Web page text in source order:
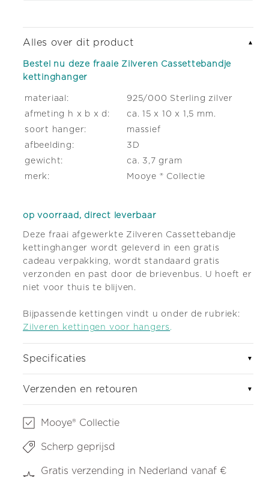
Alles over dit product ▼
Bestel nu deze fraaie Zilveren Cassettebandje
kettinghanger
materiaal:
925/000 Sterling zilver
afmeting h x b x d:
ca. 15 x 10 x 1,5 mm.
soort hanger:
massief
afbeelding:
3D
gewicht:
ca. 3,7 gram
merk:
Mooye ® Collectie
op voorraad, direct leverbaar
Deze fraai afgewerkte Zilveren Cassettebandje
kettinghanger wordt geleverd in een gratis
cadeau verpakking, wordt standaard gratis
verzonden en past door de brievenbus. U hoeft er
niet voor thuis te blijven.
Bijpassende kettingen vindt u onder de rubriek:
Zilveren kettingen voor hangers .
Specificaties ▼
Verzenden en retouren ▼
Mooye® Collectie
Scherp geprijsd
Gratis verzending in Nederland vanaf €